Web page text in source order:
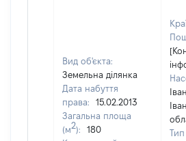
Вид об'єкта:
Земельна ділянка
Дата набуття
права:
15.02.2013
Загальна площа
(м2):
180
Тип